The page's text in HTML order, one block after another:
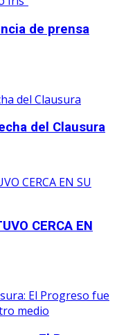
de prensa
del Clausura
CERCA EN